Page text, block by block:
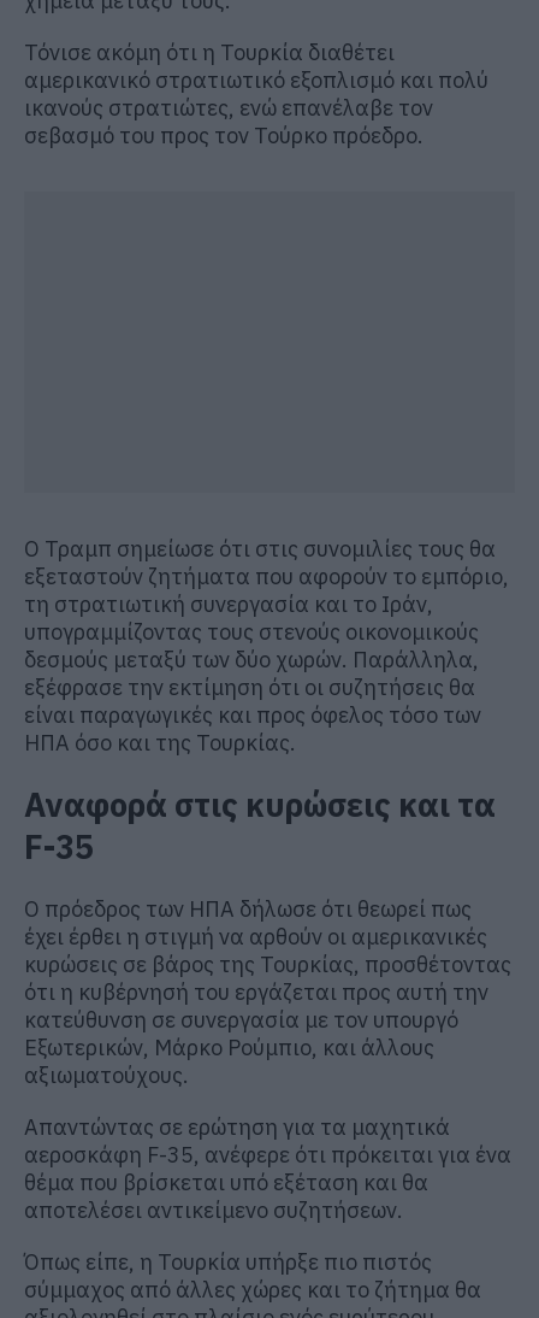
Τόνισε ακόμη ότι η Τουρκία διαθέτει
αμερικανικό στρατιωτικό εξοπλισμό και πολύ
ικανούς στρατιώτες, ενώ επανέλαβε τον
σεβασμό του προς τον Τούρκο πρόεδρο.
Ο Τραμπ σημείωσε ότι στις συνομιλίες τους θα
εξεταστούν ζητήματα που αφορούν το εμπόριο,
τη στρατιωτική συνεργασία και το Ιράν,
υπογραμμίζοντας τους στενούς οικονομικούς
δεσμούς μεταξύ των δύο χωρών. Παράλληλα,
εξέφρασε την εκτίμηση ότι οι συζητήσεις θα
είναι παραγωγικές και προς όφελος τόσο των
ΗΠΑ όσο και της Τουρκίας.
Αναφορά στις κυρώσεις και τα
F-35
Ο πρόεδρος των ΗΠΑ δήλωσε ότι θεωρεί πως
έχει έρθει η στιγμή να αρθούν οι αμερικανικές
κυρώσεις σε βάρος της Τουρκίας, προσθέτοντας
ότι η κυβέρνησή του εργάζεται προς αυτή την
κατεύθυνση σε συνεργασία με τον υπουργό
Εξωτερικών, Μάρκο Ρούμπιο, και άλλους
αξιωματούχους.
Απαντώντας σε ερώτηση για τα μαχητικά
αεροσκάφη F-35, ανέφερε ότι πρόκειται για ένα
θέμα που βρίσκεται υπό εξέταση και θα
αποτελέσει αντικείμενο συζητήσεων.
Όπως είπε, η Τουρκία υπήρξε πιο πιστός
σύμμαχος από άλλες χώρες και το ζήτημα θα